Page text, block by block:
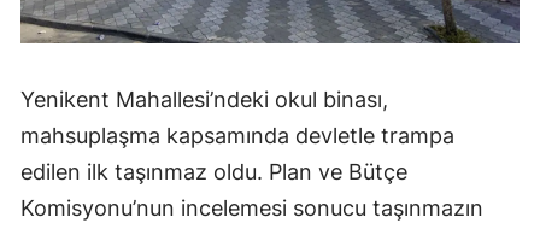
Yenikent Mahallesi’ndeki okul binası,
mahsuplaşma kapsamında devletle trampa
edilen ilk taşınmaz oldu. Plan ve Bütçe
Komisyonu’nun incelemesi sonucu taşınmazın